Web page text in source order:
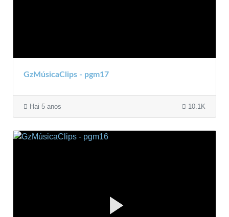
GzMúsicaClips - pgm17
Hai 5 anos 10.1K